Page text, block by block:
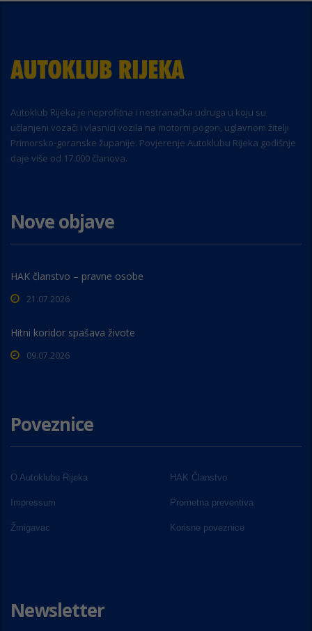
Autoklub Rijeka je neprofitna i nestranačka udruga u koju su
učlanjeni vozači i vlasnici vozila na motorni pogon, uglavnom žitelji
Primorsko-goranske županije. Povjerenje Autoklubu Rijeka godišnje
daje više od 17.000 članova.
Nove objave
HAK članstvo – pravne osobe
21.07.2026
Hitni koridor spašava živote
09.07.2026
Poveznice
O Autoklubu Rijeka HAK Članstvo
Impressum Prometna preventiva
Žmigavac Korisne poveznice
Newsletter